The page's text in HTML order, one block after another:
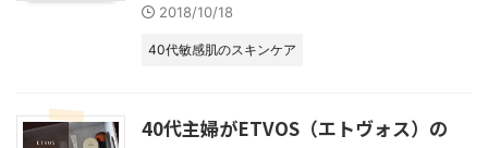
2018/10/18
40代敏感肌のスキンケア
40代主婦がETVOS（エトヴォス）の